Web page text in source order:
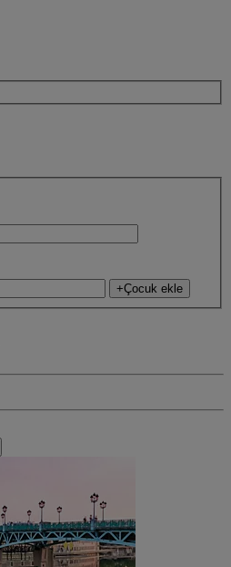
+Çocuk ekle